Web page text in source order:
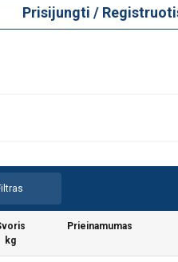
Prisijungti /
kg
Prieinamumas